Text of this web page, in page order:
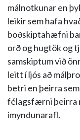
málnotkunar en
leikir sem hafa
boðskiptahæfni
orð og hugtök og
samskiptum við
leitt í ljós að
betri en þeirra
félagsfærni þeirra
ímyndunarafl.